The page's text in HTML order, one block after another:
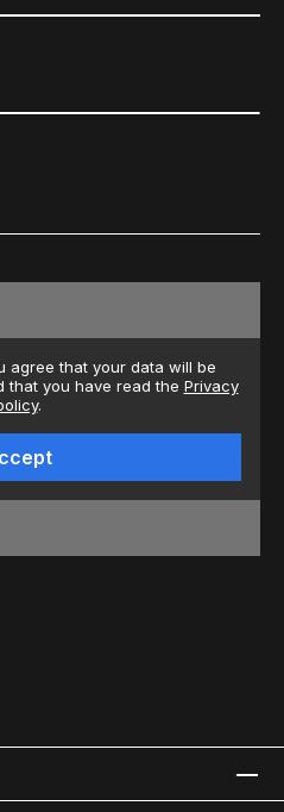
agree that your data will be
that you have read the Privacy
.